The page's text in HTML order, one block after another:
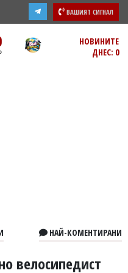
ВАШИЯТ СИГНАЛ
НОВИНИТЕ
ДНЕС: 0
НАЙ-КОМЕНТИРАНИ
велосипедист